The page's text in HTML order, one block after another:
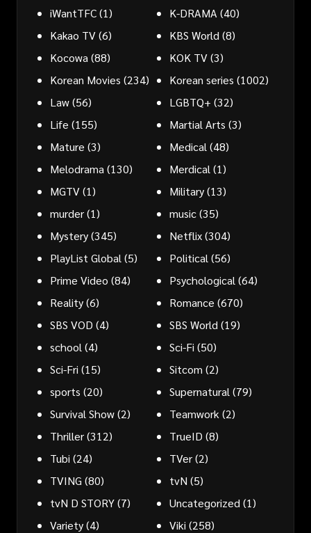
iWantTFC(1) K-DRAMA (40)
Kakao TV(6) KBS World (8)
Kocowa (88) KOK TV(3)
Korean Movies (234) Korean series (1002)
Law(56) LGBTQ+ (32)
Life (155) Martial Arts (3)
Mature (3) Medical (48)
Melodrama (130) Merdical (1)
MGTV(1) Military(13)
murder(1) music(35)
Mystery(345) Netflix(304)
PlayList Global (5) Political (56)
Prime Video (84) Psychological (64)
Reality(6) Romance (670)
SBS VOD (4) SBS World (19)
school (4) Sci-Fi (50)
Sci-Fri (15) Sitcom (2)
sports (20) Supernatural (79)
Survival Show(2) Teamwork (2)
Thriller(312) TrueID (8)
Tubi (24) TVer(2)
TVING (80) tvN (5)
tvN D STORY(7) Uncategorized (1)
Variety(4) Viki (258)